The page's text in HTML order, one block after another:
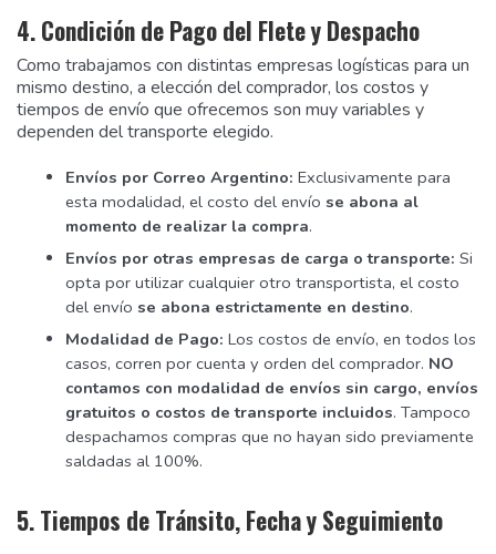
4. Condición de Pago del Flete y Despacho
Como trabajamos con distintas empresas logísticas para un
mismo destino, a elección del comprador, los costos y
tiempos de envío que ofrecemos son muy variables y
dependen del transporte elegido.
Envíos por Correo Argentino: Exclusivamente para
esta modalidad, el costo del envío se abona al
momento de realizar la compra.
Envíos por otras empresas de carga o transporte: Si
opta por utilizar cualquier otro transportista, el costo
del envío se abona estrictamente en destino.
Modalidad de Pago: Los costos de envío, en todos los
casos, corren por cuenta y orden del comprador. NO
contamos con modalidad de envíos sin cargo, envíos
gratuitos o costos de transporte incluidos. Tampoco
despachamos compras que no hayan sido previamente
saldadas al 100%.
5. Tiempos de Tránsito, Fecha y Seguimiento